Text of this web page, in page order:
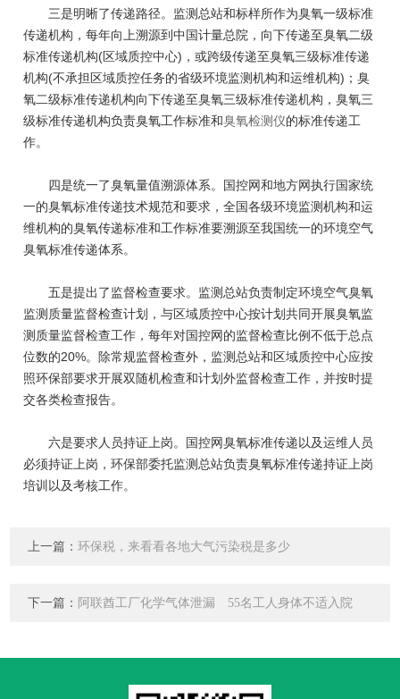
三是明晰了传递路径。监测总站和标样所作为臭氧一级标准
传递机构，每年向上溯源到中国计量总院，向下传递至臭氧二级
标准传递机构(区域质控中心)，或跨级传递至臭氧三级标准传递
机构(不承担区域质控任务的省级环境监测机构和运维机构)；臭
氧二级标准传递机构向下传递至臭氧三级标准传递机构，臭氧三
级标准传递机构负责臭氧工作标准和臭氧检测仪的标准传递工
作。
四是统一了臭氧量值溯源体系。国控网和地方网执行国家统
一的臭氧标准传递技术规范和要求，全国各级环境监测机构和运
维机构的臭氧传递标准和工作标准要溯源至我国统一的环境空气
臭氧标准传递体系。
五是提出了监督检查要求。监测总站负责制定环境空气臭氧
监测质量监督检查计划，与区域质控中心按计划共同开展臭氧监
测质量监督检查工作，每年对国控网的监督检查比例不低于总点
位数的20%。除常规监督检查外，监测总站和区域质控中心应按
照环保部要求开展双随机检查和计划外监督检查工作，并按时提
交各类检查报告。
六是要求人员持证上岗。国控网臭氧标准传递以及运维人员
必须持证上岗，环保部委托监测总站负责臭氧标准传递持证上岗
培训以及考核工作。
上一篇：环保税，来看看各地大气污染税是多少
下一篇： 阿联酋工厂化学气体泄漏 55名工人身体不适入院